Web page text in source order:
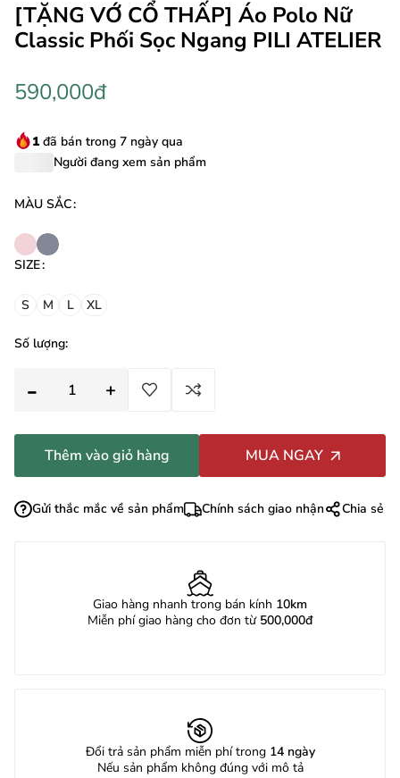
[TẶNG VỚ CỔ THẤP] Áo Polo Nữ
Classic Phối Sọc Ngang PILI ATELIER
590,000đ
1 đã bán trong 7 ngày qua
Người đang xem sản phẩm
MÀU SẮC:
SIZE:
S M L XL
Số lượng:
Thêm vào giỏ hàng MUA NGAY
Gửi thắc mắc về sản phẩm Chính sách giao nhận Chia sẻ
Giao hàng nhanh trong bán kính 10km
Miễn phí giao hàng cho đơn từ 500,000đ
Đổi trả sản phẩm miễn phí trong 14 ngày
Nếu sản phẩm không đúng với mô tả